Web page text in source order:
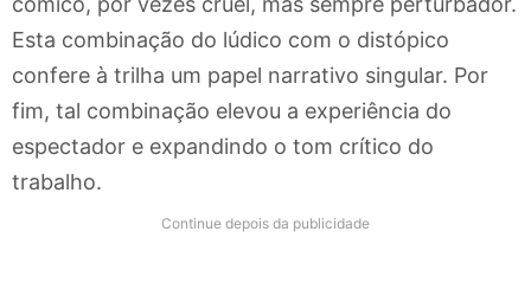
Esta combinação do lúdico com o distópico
confere à trilha um papel narrativo singular. Por
fim, tal combinação elevou a experiência do
espectador e expandindo o tom crítico do
trabalho.
Continue depois da publicidade